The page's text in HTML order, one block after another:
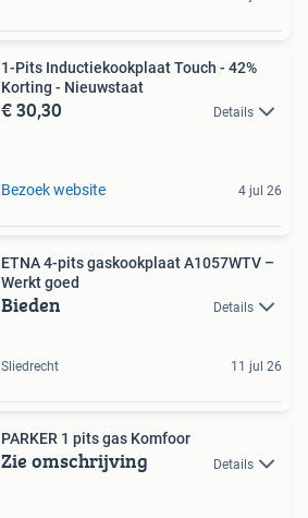
1-Pits Inductiekookplaat Touch - 42%
Korting - Nieuwstaat
€ 30,30 Details
Bezoek website 4 jul 26
ETNA 4-pits gaskookplaat A1057WTV –
Werkt goed
Bieden Details
Sliedrecht 11 jul 26
PARKER 1 pits gas Komfoor
Zie omschrijving Details